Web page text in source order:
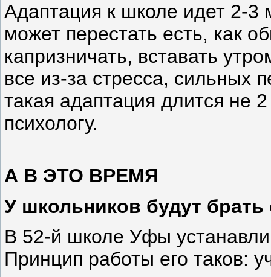
Адаптация к школе идет 2-3
может перестать есть, как
капризничать, вставать
все из-за стресса, сильных
такая адаптация длится не
психологу.
А В ЭТО ВРЕМЯ
У школьников будут брать
В 52-й школе Уфы
Принцип работы его таков: